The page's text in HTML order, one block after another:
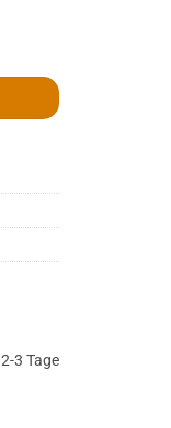
2-3 Tage